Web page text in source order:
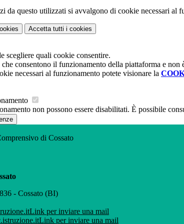
da questo utilizzati si avvalgono di cookie necessari al
Accetta tutti i cookies
scegliere quali cookie consentire.
consentono il funzionamento della piattaforma e non
necessari al funzionamento potete visionare la
non possono essere disabilitati. È possibile
di Cossato
- Cossato (BI)
Link per inviare una mail
Link per inviare una mail